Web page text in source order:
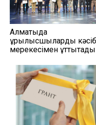
Алматыда
құрылысшыларды
мерекесімен құттықтады